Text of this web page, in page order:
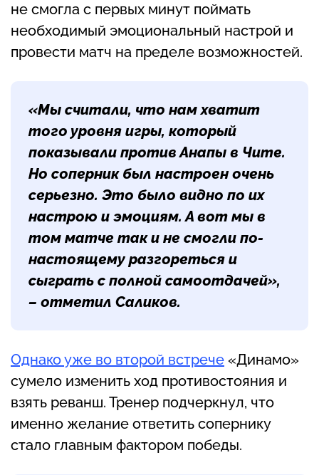
не смогла с первых минут поймать
необходимый эмоциональный настрой и
провести матч на пределе возможностей.
«Мы считали, что нам хватит
того уровня игры, который
показывали против Анапы в Чите.
Но соперник был настроен очень
серьезно. Это было видно по их
настрою и эмоциям. А вот мы в
том матче так и не смогли по-
настоящему разгореться и
сыграть с полной самоотдачей»,
– отметил Саликов.
Однако уже во второй встрече «Динамо»
сумело изменить ход противостояния и
взять реванш. Тренер подчеркнул, что
именно желание ответить сопернику
стало главным фактором победы.